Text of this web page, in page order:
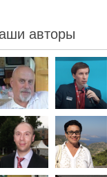
ВЧЕРА
Для
ВЧЕРА
авторы